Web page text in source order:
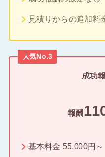
見積りからの追加料
人気No.3
成功
報酬
基本料金 55,000円～